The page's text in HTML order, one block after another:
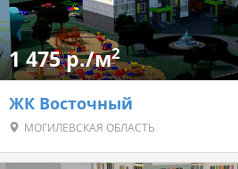
1 475 р./м2
ЖК Восточный
МОГИЛЕВСКАЯ ОБЛАСТЬ